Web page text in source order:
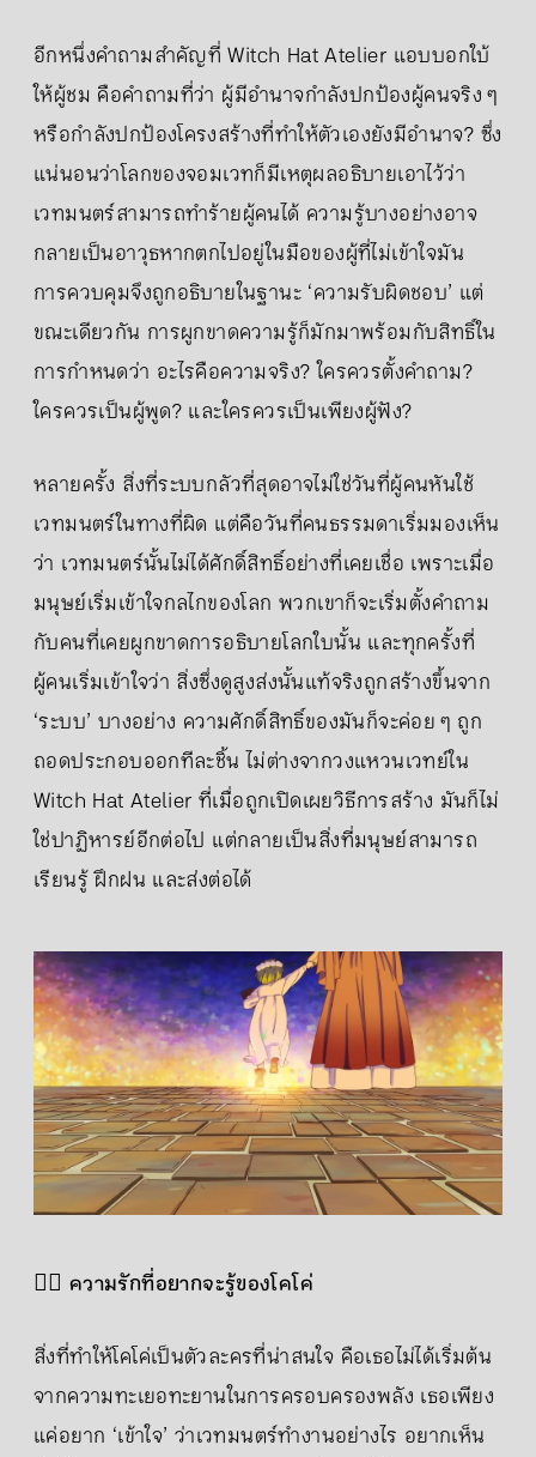
อีกหนึ่งคำถามสำคัญที่ Witch Hat Atelier แอบบอกใบ้
ให้ผู้ชม คือคำถามที่ว่า ผู้มีอำนาจกำลังปกป้องผู้คนจริง ๆ
หรือกำลังปกป้องโครงสร้างที่ทำให้ตัวเองยังมีอำนาจ? ซึ่ง
แน่นอนว่าโลกของจอมเวทก็มีเหตุผลอธิบายเอาไว้ว่า
เวทมนตร์สามารถทำร้ายผู้คนได้ ความรู้บางอย่างอาจ
กลายเป็นอาวุธหากตกไปอยู่ในมือของผู้ที่ไม่เข้าใจมัน
การควบคุมจึงถูกอธิบายในฐานะ ‘ความรับผิดชอบ’ แต่
ขณะเดียวกัน การผูกขาดความรู้ก็มักมาพร้อมกับสิทธิ์ใน
การกำหนดว่า อะไรคือความจริง? ใครควรตั้งคำถาม?
ใครควรเป็นผู้พูด? และใครควรเป็นเพียงผู้ฟัง?
หลายครั้ง สิ่งที่ระบบกลัวที่สุดอาจไม่ใช่วันที่ผู้คนหันใช้
เวทมนตร์ในทางที่ผิด แต่คือวันที่คนธรรมดาเริ่มมองเห็น
ว่า เวทมนตร์นั้นไม่ได้ศักดิ์สิทธิ์อย่างที่เคยเชื่อ เพราะเมื่อ
มนุษย์เริ่มเข้าใจกลไกของโลก พวกเขาก็จะเริ่มตั้งคำถาม
กับคนที่เคยผูกขาดการอธิบายโลกใบนั้น และทุกครั้งที่
ผู้คนเริ่มเข้าใจว่า สิ่งซึ่งดูสูงส่งนั้นแท้จริงถูกสร้างขึ้นจาก
‘ระบบ’ บางอย่าง ความศักดิ์สิทธิ์ของมันก็จะค่อย ๆ ถูก
ถอดประกอบออกทีละชิ้น ไม่ต่างจากวงแหวนเวทย์ใน
Witch Hat Atelier ที่เมื่อถูกเปิดเผยวิธีการสร้าง มันก็ไม่
ใช่ปาฏิหารย์อีกต่อไป แต่กลายเป็นสิ่งที่มนุษย์สามารถ
เรียนรู้ ฝึกฝน และส่งต่อได้
🧙‍♂️ ความรักที่อยากจะรู้ของโคโค่
สิ่งที่ทำให้โคโค่เป็นตัวละครที่น่าสนใจ คือเธอไม่ได้เริ่มต้น
จากความทะเยอทะยานในการครอบครองพลัง เธอเพียง
แค่อยาก ‘เข้าใจ’ ว่าเวทมนตร์ทำงานอย่างไร อยากเห็น